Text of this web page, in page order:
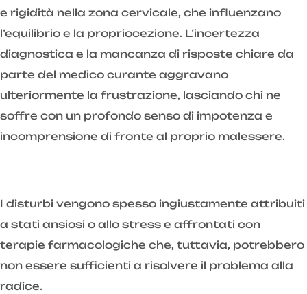
e rigidità nella zona cervicale, che influenzano
l’equilibrio e la propriocezione. L’incertezza
diagnostica e la mancanza di risposte chiare da
parte del medico curante aggravano
ulteriormente la frustrazione, lasciando chi ne
soffre con un profondo senso di impotenza e
incomprensione di fronte al proprio malessere.
I disturbi vengono spesso ingiustamente attribuiti
a stati ansiosi o allo stress e affrontati con
terapie farmacologiche che, tuttavia, potrebbero
non essere sufficienti a risolvere il problema alla
radice.